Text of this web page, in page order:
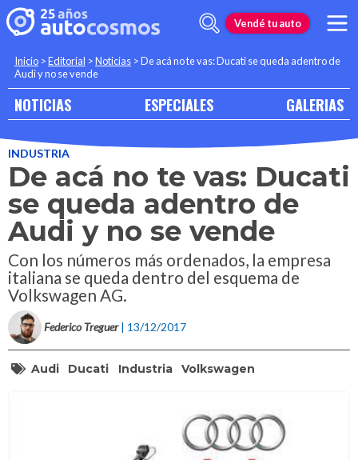
Vendé tu auto
Inicio >Editorial >Noticias >De acá no te vas: Ducati se queda adentro de
Audi y no se vende
NOTICIAS ESPECIALES GALERIAS
INDUSTRIA
De acá no te vas: Ducati
se queda adentro de
Audi y no se vende
Con los números más ordenados, la empresa
italiana se queda dentro del esquema de
Volkswagen AG.
Federico Treguer | 13/12/2017
Audi Ducati Industria Volkswagen